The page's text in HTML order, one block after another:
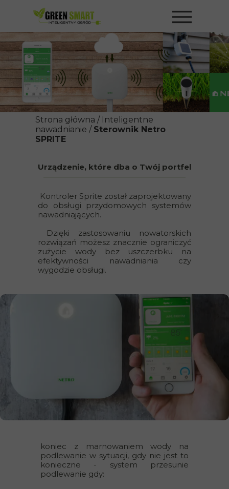
Strona główna / Inteligentne
nawadnianie / Sterownik Netro
SPRITE
koniec z marnowaniem wody na
podlewanie w sytuacji, gdy nie jest to
konieczne - system przesunie
podlewanie gdy:
Kontroler Sprite został zaprojektowany
do obsługi przydomowych systemów
nawadniających.
Dzięki zastosowaniu nowatorskich
rozwiązań możesz znacznie ograniczyć
zużycie wody bez uszczerbku na
efektywności nawadniania czy
wygodzie obsługi.
Urządzenie, które dba o Twój portfel